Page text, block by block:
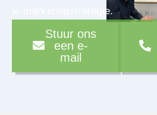
je marketingstrategie.
Stuur ons
een e-
mail